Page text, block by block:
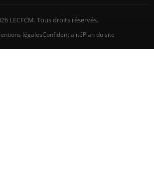
LECFCM. Tous droits réservés.
légalesConfidentialitéPlan du site